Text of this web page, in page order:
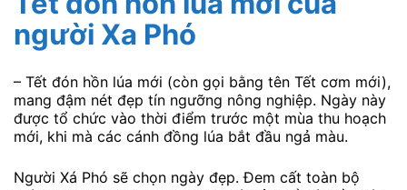
người Xa Phó
– Tết đón hồn lúa mới (còn gọi bằng tên Tết cơm mới),
mang đậm nét đẹp tín ngưỡng nông nghiệp. Ngày này
được tổ chức vào thời điểm trước một mùa thu hoạch
mới, khi mà các cánh đồng lúa bắt đầu ngả màu.
Người Xá Phó sẽ chọn ngày đẹp. Đem cất toàn bộ